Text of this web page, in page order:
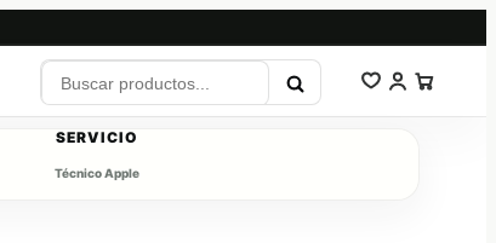
SERVICIO
Técnico Apple